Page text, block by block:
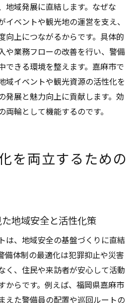
地域発展に直結します。なぜな
イベントや観光地の運営を支え、
向上につながるからです。具体的
や業務フローの改善を行い、警備
できる環境を整えます。嘉麻市で
域イベントや観光資源の活性化を
発展と魅力向上に貢献します。効
輪として機能するのです。
を両立するための
地域安全と活性化策
は、地域安全の基盤づくりに直結
備体制の最適化は犯罪抑止や災害
く、住民や来訪者が安心して活動
からです。例えば、福岡県嘉麻市
えた警備員の配置や巡回ルートの